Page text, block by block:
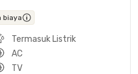
biaya
Termasuk Listrik
AC
TV